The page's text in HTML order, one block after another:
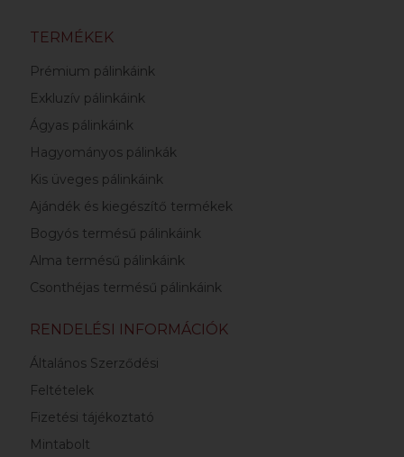
TERMÉKEK
Prémium pálinkáink
Exkluzív pálinkáink
Ágyas pálinkáink
Hagyományos pálinkák
Kis üveges pálinkáink
Ajándék és kiegészítő termékek
Bogyós termésű pálinkáink
Alma termésű pálinkáink
Csonthéjas termésű pálinkáink
RENDELÉSI INFORMÁCIÓK
Általános Szerződési
Feltételek
Fizetési tájékoztató
Mintabolt